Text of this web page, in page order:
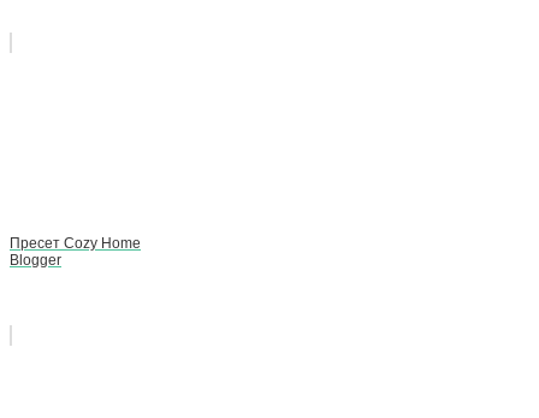
Пресет Cozy Home
Blogger